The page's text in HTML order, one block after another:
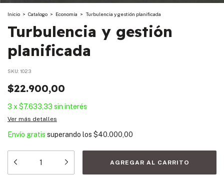
Inicio > Catalogo > Economía > Turbulencia y gestión planificada
Turbulencia y gestión
planificada
SKU: 1023
$22.900,00
3 x $7.633,33 sin interés
Ver más detalles
Envío gratis superando los $40.000,00